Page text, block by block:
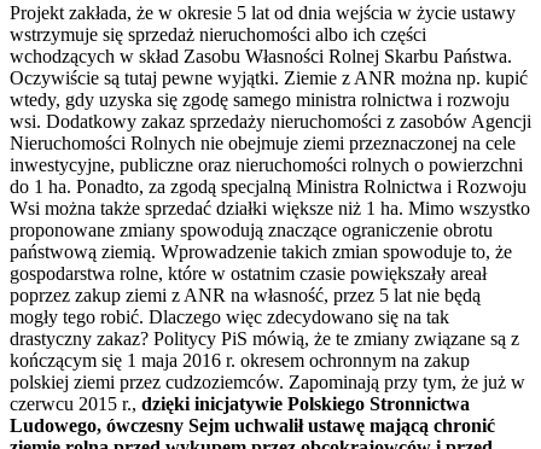
Projekt zakłada, że w okresie 5 lat od dnia wejścia w życie ustawy
wstrzymuje się sprzedaż nieruchomości albo ich części
wchodzących w skład Zasobu Własności Rolnej Skarbu Państwa.
Oczywiście są tutaj pewne wyjątki. Ziemie z ANR można np. kupić
wtedy, gdy uzyska się zgodę samego ministra rolnictwa i rozwoju
wsi. Dodatkowy zakaz sprzedaży nieruchomości z zasobów Agencji
Nieruchomości Rolnych nie obejmuje ziemi przeznaczonej na cele
inwestycyjne, publiczne oraz nieruchomości rolnych o powierzchni
do 1 ha. Ponadto, za zgodą specjalną Ministra Rolnictwa i Rozwoju
Wsi można także sprzedać działki większe niż 1 ha. Mimo wszystko
proponowane zmiany spowodują znaczące ograniczenie obrotu
państwową ziemią. Wprowadzenie takich zmian spowoduje to, że
gospodarstwa rolne, które w ostatnim czasie powiększały areał
poprzez zakup ziemi z ANR na własność, przez 5 lat nie będą
mogły tego robić. Dlaczego więc zdecydowano się na tak
drastyczny zakaz? Politycy PiS mówią, że te zmiany związane są z
kończącym się 1 maja 2016 r. okresem ochronnym na zakup
polskiej ziemi przez cudzoziemców. Zapominają przy tym, że już w
czerwcu 2015 r., dzięki inicjatywie Polskiego Stronnictwa
Ludowego, ówczesny Sejm uchwalił ustawę mającą chronić